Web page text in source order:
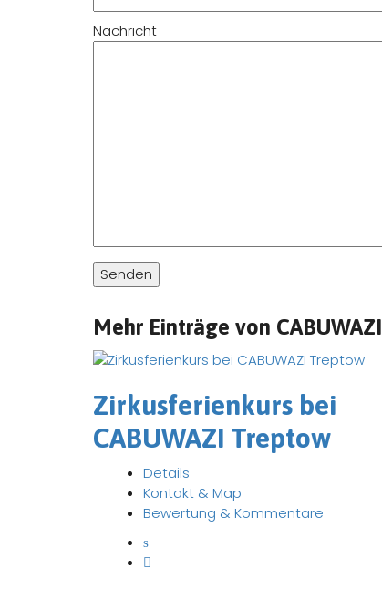
Nachricht
Mehr Einträge von CABUWAZI
Zirkusferienkurs bei
CABUWAZI Treptow
Details
Kontakt & Map
Bewertung & Kommentare